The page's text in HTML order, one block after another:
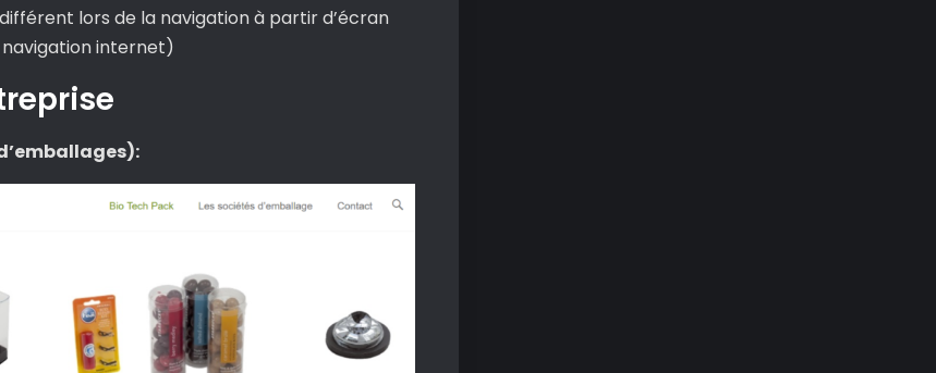
lors de la navigation à partir d’écran
internet)